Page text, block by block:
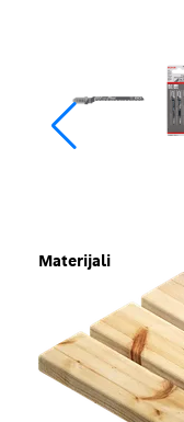
Materijali